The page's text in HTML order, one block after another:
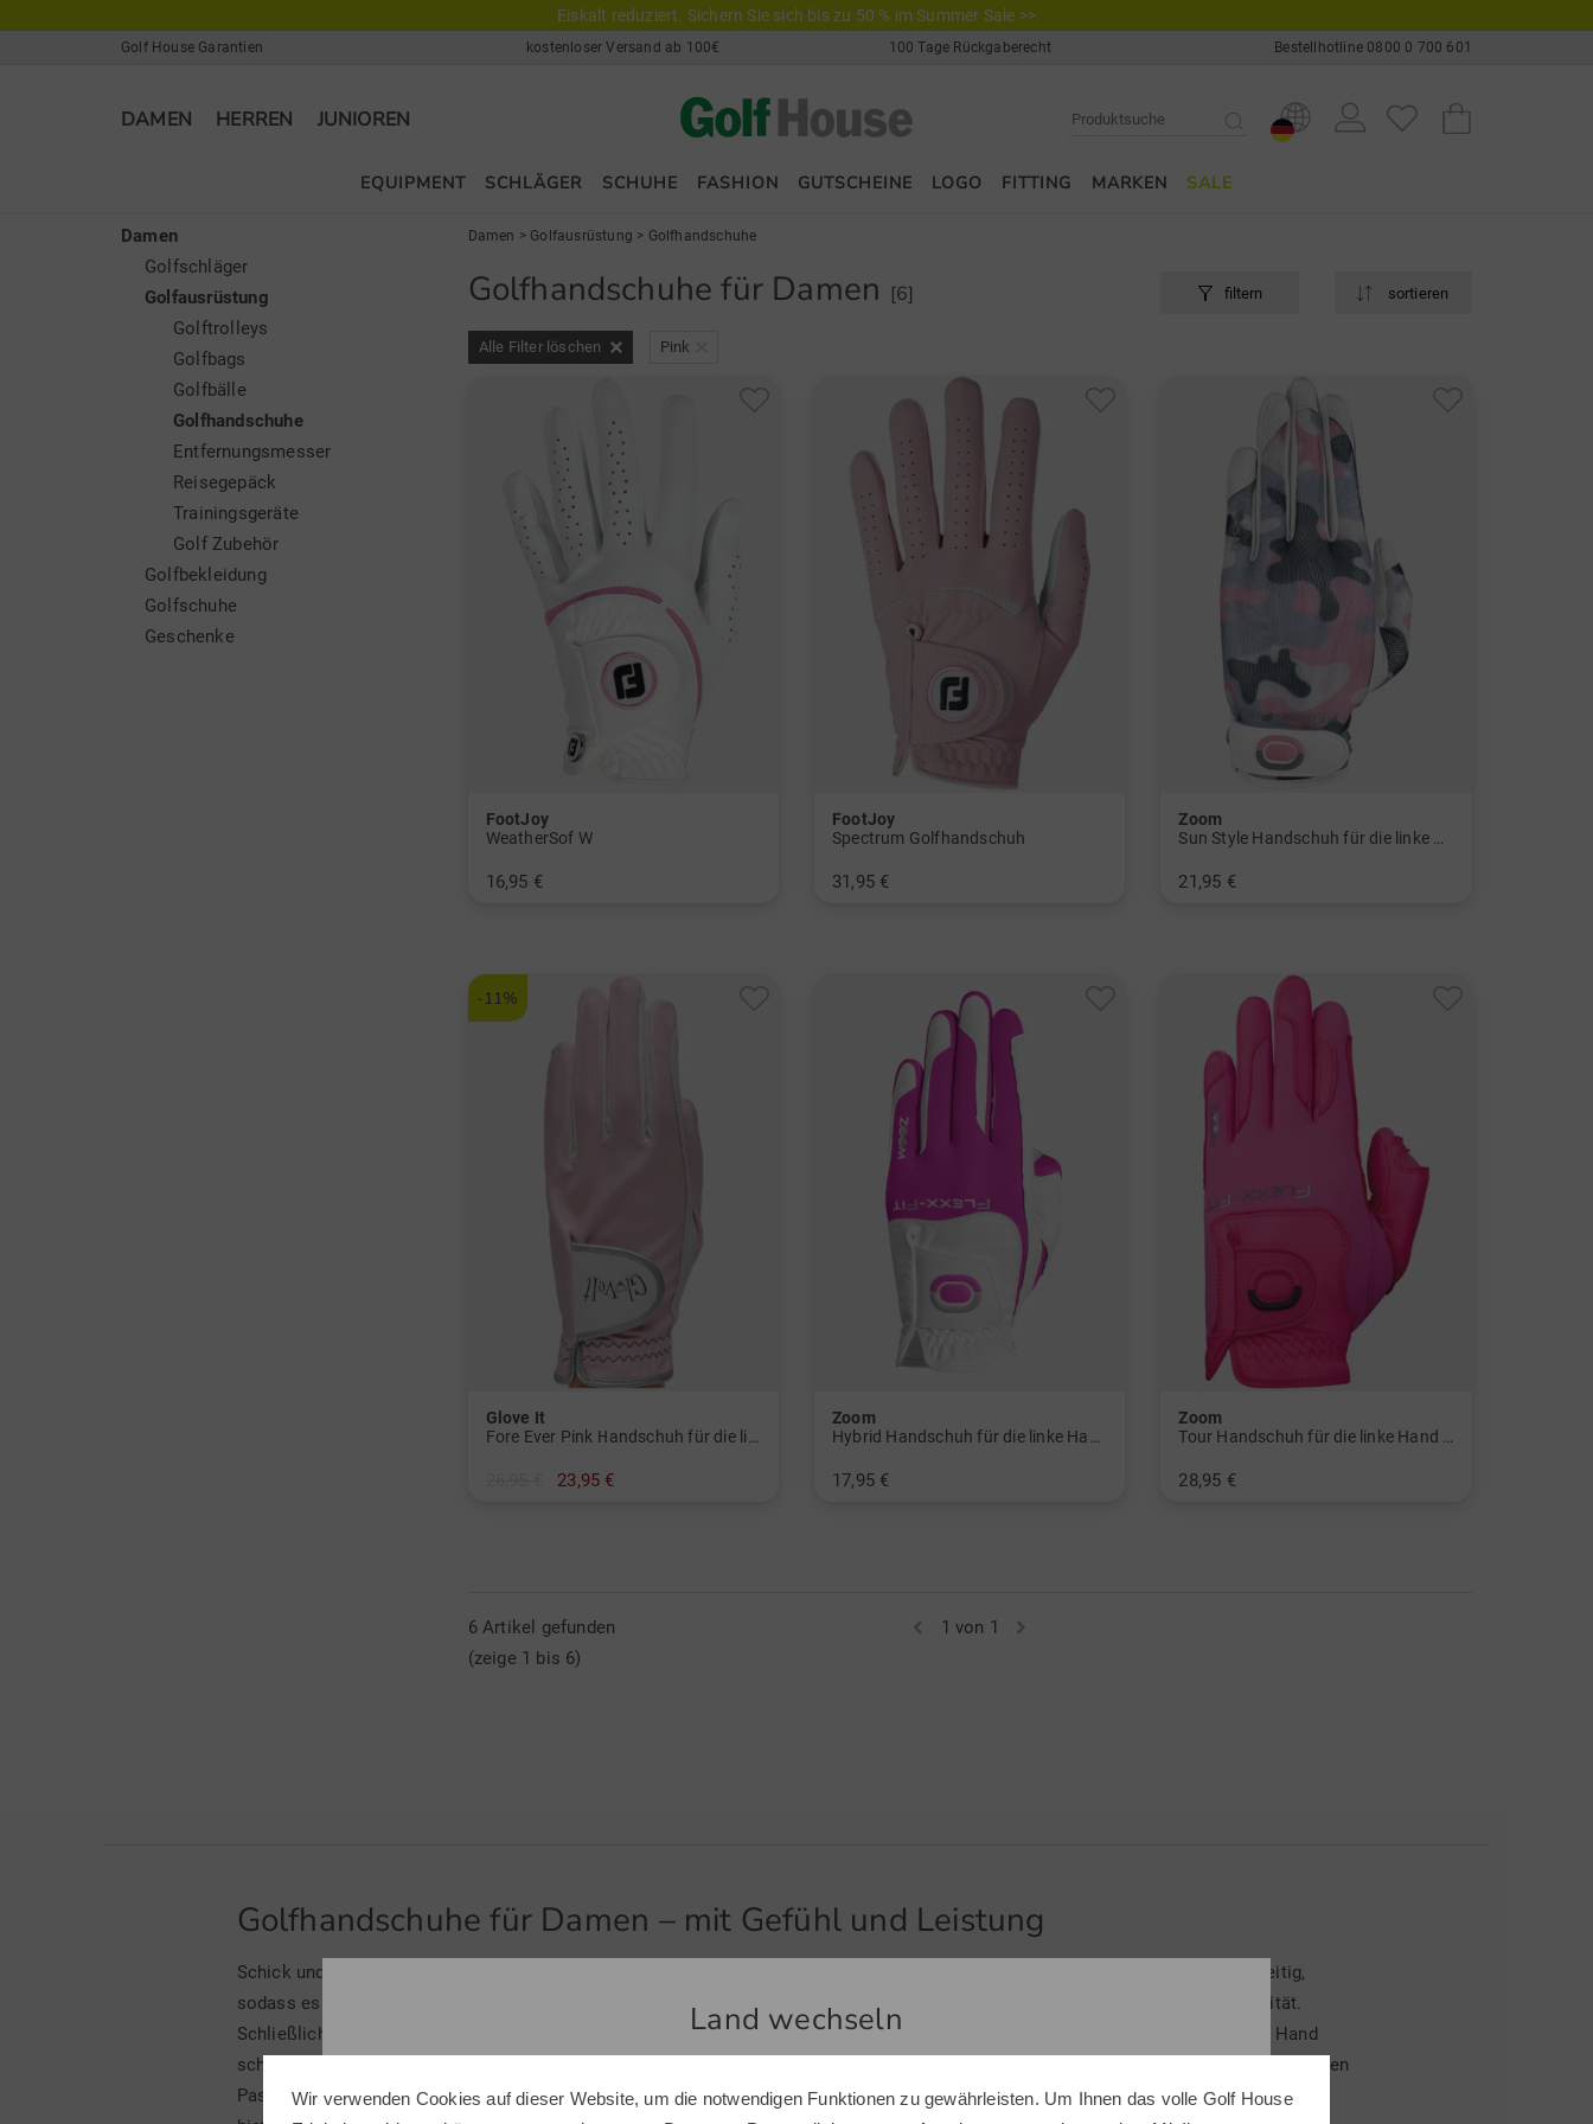
Eiskalt reduziert. Sichern Sie sich bis zu 50 % im Summer Sale >>
Golf House Garantien kostenloser Versand ab 100€ 100 Tage Rückgaberecht Bestellhotline 0800 0 700 601
DAMEN HERREN JUNIOREN
EQUIPMENT SCHLÄGER SCHUHE FASHION GUTSCHEINE LOGO FITTING MARKEN SALE
Damen
Golfschläger
Golfausrüstung
Golftrolleys
Golfbags
Golfbälle
Golfhandschuhe
Entfernungsmesser
Reisegepäck
Trainingsgeräte
Golf Zubehör
Golfbekleidung
Golfschuhe
Geschenke
Damen > Golfausrüstung > Golfhandschuhe
Golfhandschuhe für Damen [6] filtern sortieren
Alle Filter löschen Pink
FootJoy
WeatherSof W
16,95 €
FootJoy
Spectrum Golfhandschuh
31,95 €
Zoom
21,95 €
-11%
Glove It
23,95 €
Zoom
17,95 €
Zoom
28,95 €
6 Artikel gefunden
(zeige 1 bis 6)
1 von 1
Golfhandschuhe für Damen – mit Gefühl und Leistung
Schick und griffig - so präsentieren sich unsere Damen Golfhandschuhe im Onlineshop von Golf House. Das Sortiment ist vielseitig,
sodass es für jeden Geschmack den passenden Golfhandschuh gibt. Neben moderne Designs punkten sie durch ihre Funktionalität.
Schließlich müssen Golfhandschuhe für Damen zwei primäre Aufgaben erfüllen. Zum einen sollen sie vor Scheuerwunden in der Hand
schützen. Zum anderen sollen sie einen besseren Griff um den Golfschläger bieten. Darüber hinaus bringen sie dank ihrer ergonomischen
Passform einen ausgezeichneten Tragekomfort mit. Entsprechend haben Sie Ihr Spiel vollends in den eigenen Händen. Parallel dazu
Land wechseln
Sie scheinen sich in einem anderen Land zu befinden.
Wir verwenden Cookies auf dieser Website, um die notwendigen Funktionen zu gewährleisten. Um Ihnen das volle Golf House